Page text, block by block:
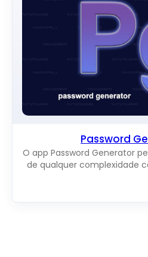
Password
O app Password Generator
de qualquer complexidade